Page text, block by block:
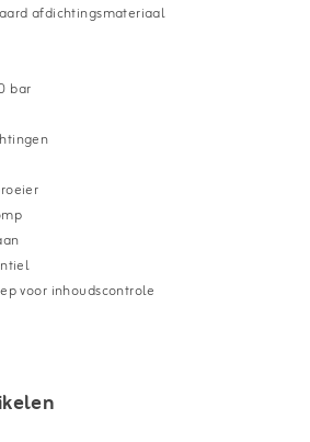
afdichtingsmateriaal
bar
voor inhoudscontrole